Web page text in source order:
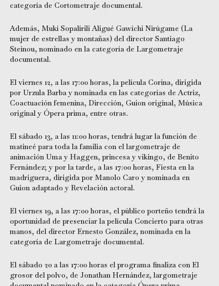
categoría de Cortometraje documental.
Además, Mukí Sopalírili Aligué Gawíchi Nirúgame (La
mujer de estrellas y montañas) del director Santiago
Steinou, nominado en la categoría de Largometraje
documental.
El viernes 12, a las 17:00 horas, la película Corina, dirigida
por Urzula Barba y nominada en las categorías de Actriz,
Coactuación femenina, Dirección, Guion original, Música
original y Ópera prima, entre otras.
El sábado 13, a las 11:00 horas, tendrá lugar la función de
matineé para toda la familia con el largometraje de
animación Uma y Haggen, princesa y vikingo, de Benito
Fernández; y por la tarde, a las 17:00 horas, Fiesta en la
madriguera, dirigida por Manolo Caro y nominada en
Guion adaptado y Revelación actoral.
El viernes 19, a las 17:00 horas, el público porteño tendrá la
oportunidad de presenciar la película Concierto para otras
manos, del director Ernesto González, nominada en la
categoría de Largometraje documental.
El sábado 20 a las 17:00 horas el programa finaliza con El
grosor del polvo, de Jonathan Hernández, largometraje